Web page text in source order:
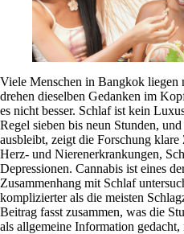
Viele Menschen in Bangkok liegen
drehen dieselben Gedanken im
es nicht besser. Schlaf ist kein
Regel sieben bis neun Stunden,
ausbleibt, zeigt die Forschung
Herz- und Nierenerkrankungen,
Depressionen. Cannabis ist eines
Zusammenhang mit Schlaf
komplizierter als die meisten
Beitrag fasst zusammen, was die
als allgemeine Information